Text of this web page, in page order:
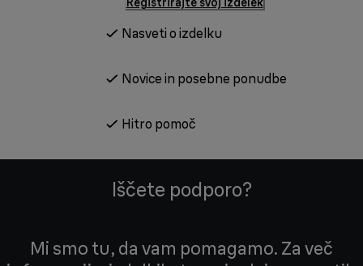
Nasveti o izdelku
Novice in posebne ponudbe
Hitro pomoč
Iščete podporo?
Mi smo tu, da vam pomagamo. Za več